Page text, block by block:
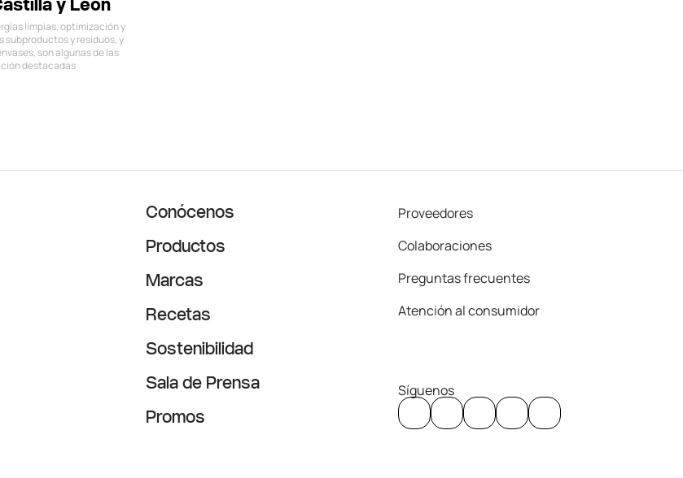
y León
limpias, optimización y
subproductos y residuos, y
son algunas de las
destacadas
Conócenos
Productos
Marcas
Recetas
Sostenibilidad
Sala de Prensa
Promos
Proveedores
Colaboraciones
Preguntas frecuentes
Atención al consumidor
Síguenos